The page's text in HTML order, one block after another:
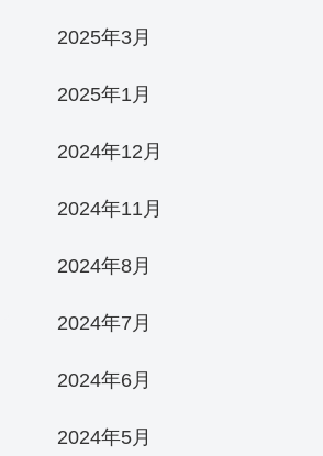
2025年3月
2025年1月
2024年12月
2024年11月
2024年8月
2024年7月
2024年6月
2024年5月